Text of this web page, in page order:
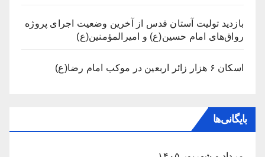
بازدید تولیت آستان قدس از آخرین وضعیت اجرای پروژه
رواق‌های امام حسین(ع) و امیرالمؤمنین(ع)
اسکان ۶ هزار زائر اربعین در موکب امام رضا(ع)
بایگانی‌ها